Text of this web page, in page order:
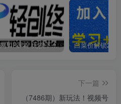
全网VIP课程 无损下载~
下一篇
（7486期）新玩法！视频号